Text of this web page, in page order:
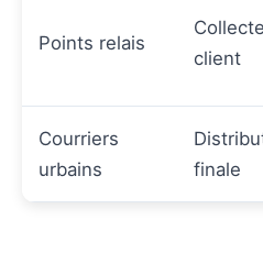
Points relais
client
Courriers
urbains
finale